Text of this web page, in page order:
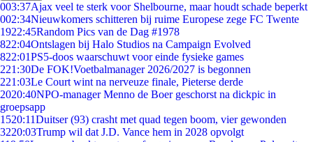
003:37Ajax veel te sterk voor Shelbourne, maar houdt schade beperkt
002:34Nieuwkomers schitteren bij ruime Europese zege FC Twente
1922:45Random Pics van de Dag #1978
822:04Ontslagen bij Halo Studios na Campaign Evolved
822:01PS5-doos waarschuwt voor einde fysieke games
221:30De FOK!Voetbalmanager 2026/2027 is begonnen
221:03Le Court wint na nerveuze finale, Pieterse derde
2020:40NPO-manager Menno de Boer geschorst na dickpic in
groepsapp
1520:11Duitser (93) crasht met quad tegen boom, vier gewonden
3220:03Trump wil dat J.D. Vance hem in 2028 opvolgt